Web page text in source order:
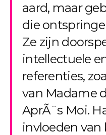
aard, maar
die
Ze zijn
intellectuele
referenties,
van Madame
AprÃ¨s Moi.
invloeden van